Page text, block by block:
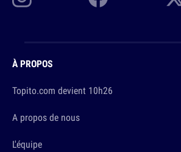
À PROPOS
Topito.com devient 10h26
A propos de nous
L'équipe